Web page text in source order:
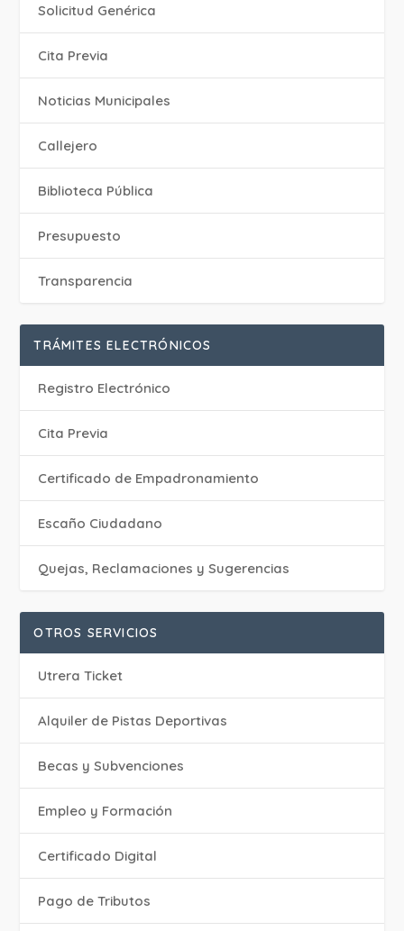
Solicitud Genérica
Cita Previa
‎Noticias Municipales
Callejero
Biblioteca Pública
Presupuesto
Transparencia
TRÁMITES ELECTRÓNICOS
Registro Electrónico
Cita Previa
Certificado de Empadronamiento
Escaño Ciudadano
Quejas, Reclamaciones y Sugerencias
OTROS SERVICIOS
Utrera Ticket
Alquiler de Pistas Deportivas
Becas y Subvenciones
Empleo y Formación
Certificado Digital
Pago de Tributos